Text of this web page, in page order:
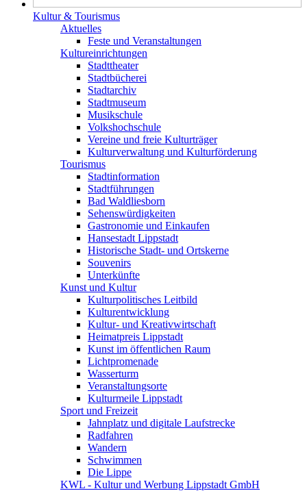
Kultur & Tourismus
Aktuelles
Feste und Veranstaltungen
Kultureinrichtungen
Stadttheater
Stadtbücherei
Stadtarchiv
Stadtmuseum
Musikschule
Volkshochschule
Vereine und freie Kulturträger
Kulturverwaltung und Kulturförderung
Tourismus
Stadtinformation
Stadtführungen
Bad Waldliesborn
Sehenswürdigkeiten
Gastronomie und Einkaufen
Hansestadt Lippstadt
Historische Stadt- und Ortskerne
Souvenirs
Unterkünfte
Kunst und Kultur
Kulturpolitisches Leitbild
Kulturentwicklung
Kultur- und Kreativwirtschaft
Heimatpreis Lippstadt
Kunst im öffentlichen Raum
Lichtpromenade
Wasserturm
Veranstaltungsorte
Kulturmeile Lippstadt
Sport und Freizeit
Jahnplatz und digitale Laufstrecke
Radfahren
Wandern
Schwimmen
Die Lippe
KWL - Kultur und Werbung Lippstadt GmbH